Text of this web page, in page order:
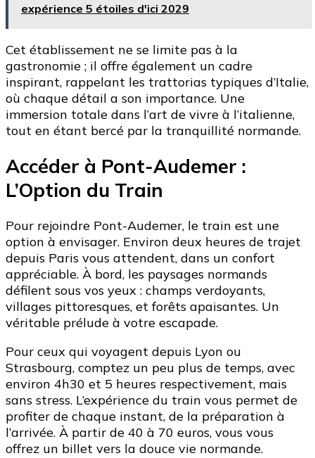
expérience 5 étoiles d'ici 2029
Cet établissement ne se limite pas à la
gastronomie ; il offre également un cadre
inspirant, rappelant les trattorias typiques d’Italie,
où chaque détail a son importance. Une
immersion totale dans l’art de vivre à l’italienne,
tout en étant bercé par la tranquillité normande.
Accéder à Pont-Audemer :
L’Option du Train
Pour rejoindre Pont-Audemer, le train est une
option à envisager. Environ deux heures de trajet
depuis Paris vous attendent, dans un confort
appréciable. À bord, les paysages normands
défilent sous vos yeux : champs verdoyants,
villages pittoresques, et forêts apaisantes. Un
véritable prélude à votre escapade.
Pour ceux qui voyagent depuis Lyon ou
Strasbourg, comptez un peu plus de temps, avec
environ 4h30 et 5 heures respectivement, mais
sans stress. L’expérience du train vous permet de
profiter de chaque instant, de la préparation à
l’arrivée. À partir de 40 à 70 euros, vous vous
offrez un billet vers la douce vie normande.